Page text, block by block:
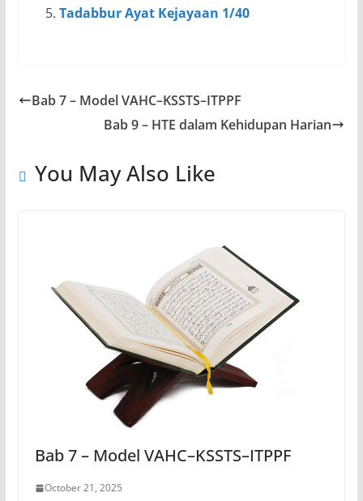
Tadabbur Ayat Kejayaan 1/40
Bab 7 – Model VAHC–KSSTS–ITPPF
Bab 9 – HTE dalam Kehidupan Harian
You May Also Like
Bab 7 – Model VAHC–KSSTS–ITPPF
October 21, 2025